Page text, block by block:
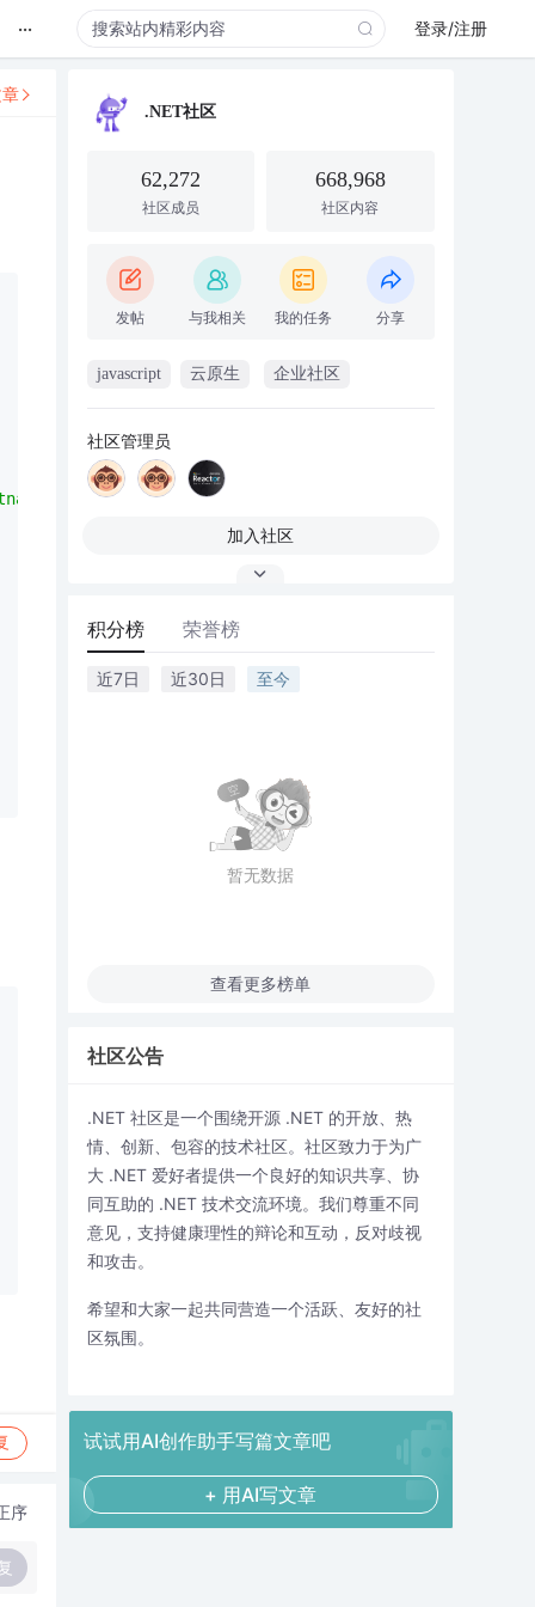
... 登录/注册
like '%{0}%'"
, tbSearch.Text.Trim()), con);
序
.NET社区
62,272
社区成员
668,968
社区内容
发帖 与我相关 我的任务 分享
javascript 云原生 企业社区
社区管理员
加入社区
积分榜 荣誉榜
近7日 近30日 至今
暂无数据
查看更多榜单
社区公告
.NET 社区是一个围绕开源 .NET 的开放、热
情、创新、包容的技术社区。社区致力于为广
大 .NET 爱好者提供一个良好的知识共享、协
同互助的 .NET 技术交流环境。我们尊重不同
意见，支持健康理性的辩论和互动，反对歧视
和攻击。
希望和大家一起共同营造一个活跃、友好的社
区氛围。
试试用AI创作助手写篇文章吧
+ 用AI写文章